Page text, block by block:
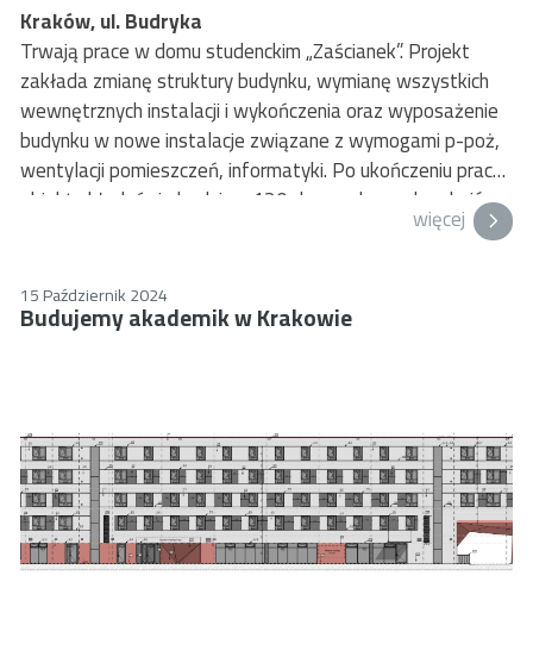
Kraków, ul. Budryka
Trwają prace w domu studenckim „Zaścianek”. Projekt
zakłada zmianę struktury budynku, wymianę wszystkich
wewnętrznych instalacji i wykończenia oraz wyposażenie
budynku w nowe instalacje związane z wymogami p-poż,
wentylacji pomieszczeń, informatyki. Po ukończeniu prac
obiekt składać się będzie z 120 dwuosobowych pokojów
W 2021 roku ukończyliśmy remont DS „Bonus”, we
wrześniu 2024 roku zakończył się remont DS „Hajduczek”.
więcej
15 Październik 2024
Budujemy akademik w Krakowie